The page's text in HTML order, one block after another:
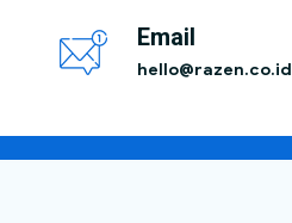
Email
hello@razen.co.id